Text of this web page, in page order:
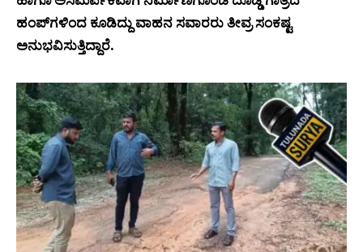
ಹಂಪ್‌ಗಳಿಂದ ಕೂಡಿದ್ದು ವಾಹನ ಸವಾರರು ತೀವ್ರ ಸಂಕಷ್ಟ
ಅನುಭವಿಸುತ್ತಿದ್ದಾರೆ.